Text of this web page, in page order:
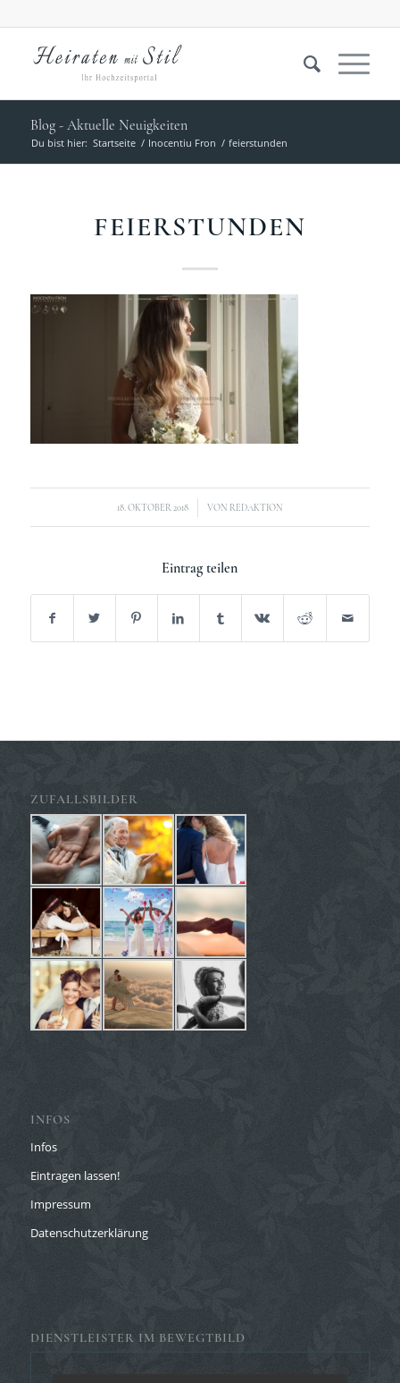
Blog - Aktuelle Neuigkeiten
Du bist hier: Startseite / Inocentiu Fron / feierstunden
FEIERSTUNDEN
18. OKTOBER 2018
/ VON REDAKTION
Eintrag teilen
ZUFALLSBILDER
INFOS
Infos
Eintragen lassen!
Impressum
Datenschutzerklärung
DIENSTLEISTER IM BEWEGTBILD